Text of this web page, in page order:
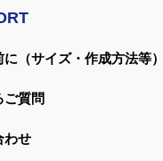
（サイズ・作成方法等）
ご質問
わせ